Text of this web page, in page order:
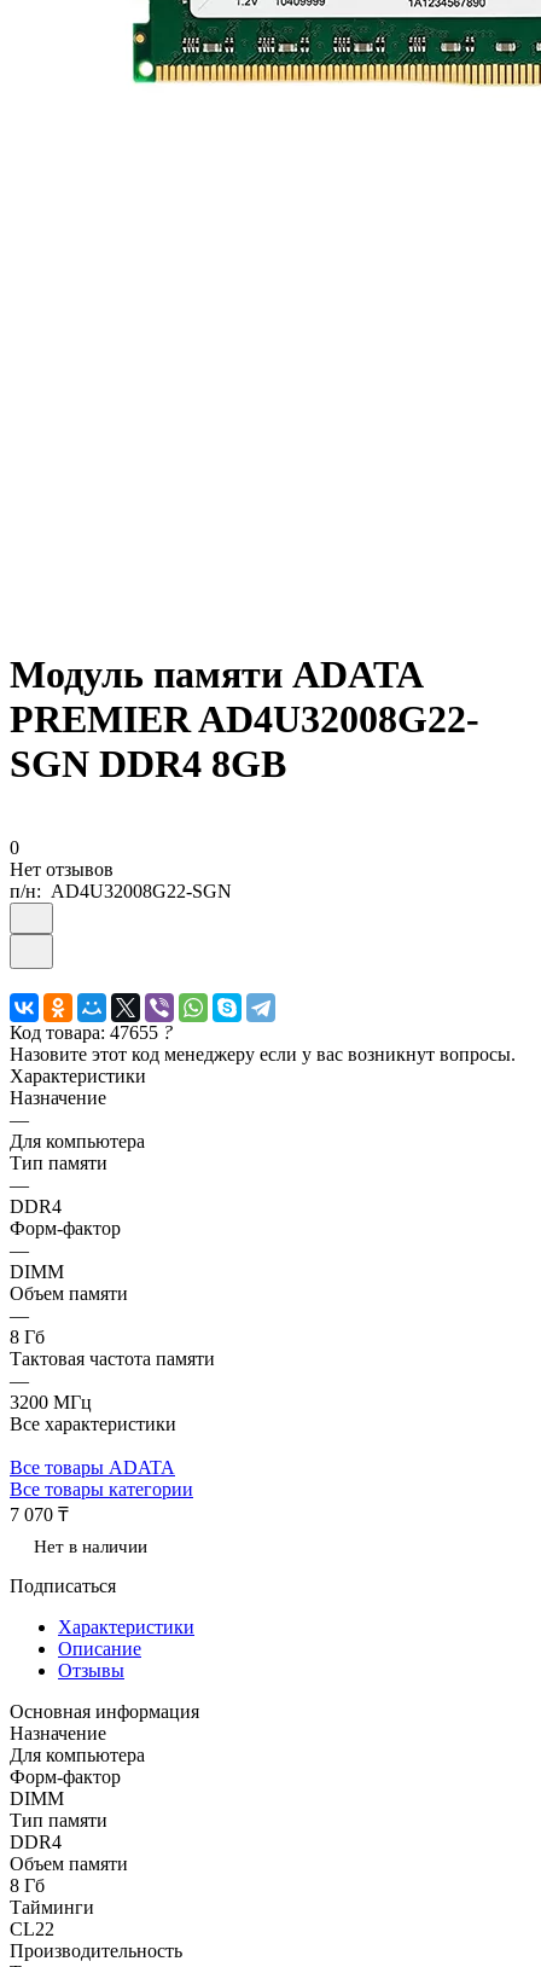
Модуль памяти ADATA
PREMIER AD4U32008G22-
SGN DDR4 8GB
0
Нет отзывов
п/н: AD4U32008G22-SGN
Код товара: 47655 ?
Назовите этот код менеджеру если у вас возникнут вопросы.
Характеристики
Назначение
—
Для компьютера
Тип памяти
—
DDR4
Форм-фактор
—
DIMM
Объем памяти
—
8 Гб
Тактовая частота памяти
—
3200 МГц
Все характеристики
Все товары ADATA
Все товары категории
7 070 ₸
Нет в наличии
Подписаться
Характеристики
Описание
Отзывы
Основная информация
Назначение
Для компьютера
Форм-фактор
DIMM
Тип памяти
DDR4
Объем памяти
8 Гб
Тайминги
CL22
Производительность